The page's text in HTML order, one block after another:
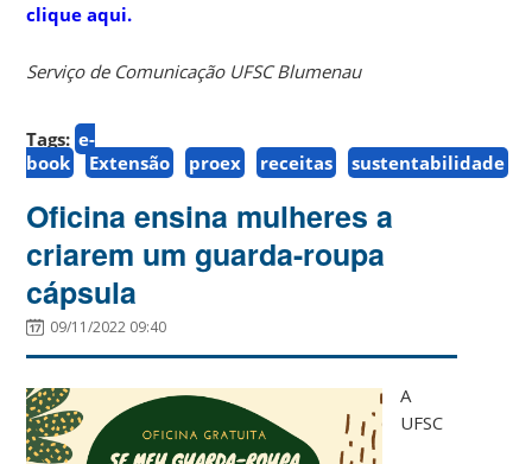
clique aqui.
Serviço de Comunicação UFSC Blumenau
Tags: e-
book
Extensão proex receitas sustentabilidade
Oficina ensina mulheres a
criarem um guarda-roupa
cápsula
09/11/2022 09:40
A
UFSC